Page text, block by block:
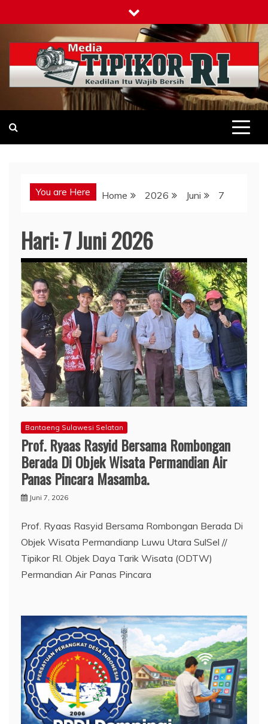
to
content
Tipikor-ri-online.my.id
Keadilan Itu Wajib Bersih
You are Here Home 2026 Juni 7
Hari:7 Juni 2026
Bantaeng Sulawesi Selatan
Prof. Ryaas Rasyid Bersama Rombongan
Berada Di Objek Wisata Permandian Air
Panas Pincara Masamba.
Juni 7, 2026
Prof. Ryaas Rasyid Bersama Rombongan Berada Di
Objek Wisata Permandianp Luwu Utara SulSel //
Tipikor RI. Objek Daya Tarik Wisata (ODTW)
Permandian Air Panas Pincara